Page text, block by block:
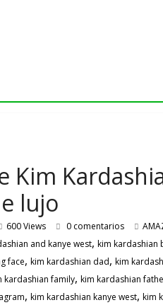
Kim
lujo
600 Views 0 comentarios
and kanye west, kim kardashian
face, kim kardashian dad, kim
kardashian family, kim kardashian
, kim kardashian kanye west, kim